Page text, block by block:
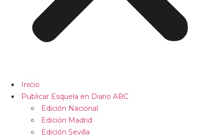
Inicio
Publicar Esquela en Diario ABC
Edición Nacional
Edición Madrid
Edición Sevilla